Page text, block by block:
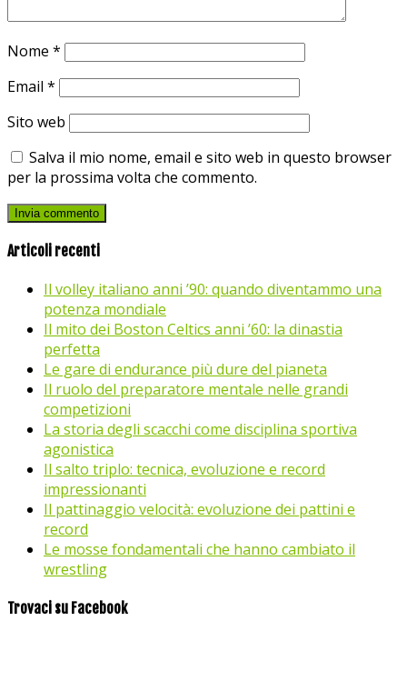
Nome *
Email *
Sito web
Salva il mio nome, email e sito web in questo browser
per la prossima volta che commento.
Articoli recenti
Il volley italiano anni ’90: quando diventammo una
potenza mondiale
Il mito dei Boston Celtics anni ’60: la dinastia
perfetta
Le gare di endurance più dure del pianeta
Il ruolo del preparatore mentale nelle grandi
competizioni
La storia degli scacchi come disciplina sportiva
agonistica
Il salto triplo: tecnica, evoluzione e record
impressionanti
Il pattinaggio velocità: evoluzione dei pattini e
record
Le mosse fondamentali che hanno cambiato il
wrestling
Trovaci su Facebook